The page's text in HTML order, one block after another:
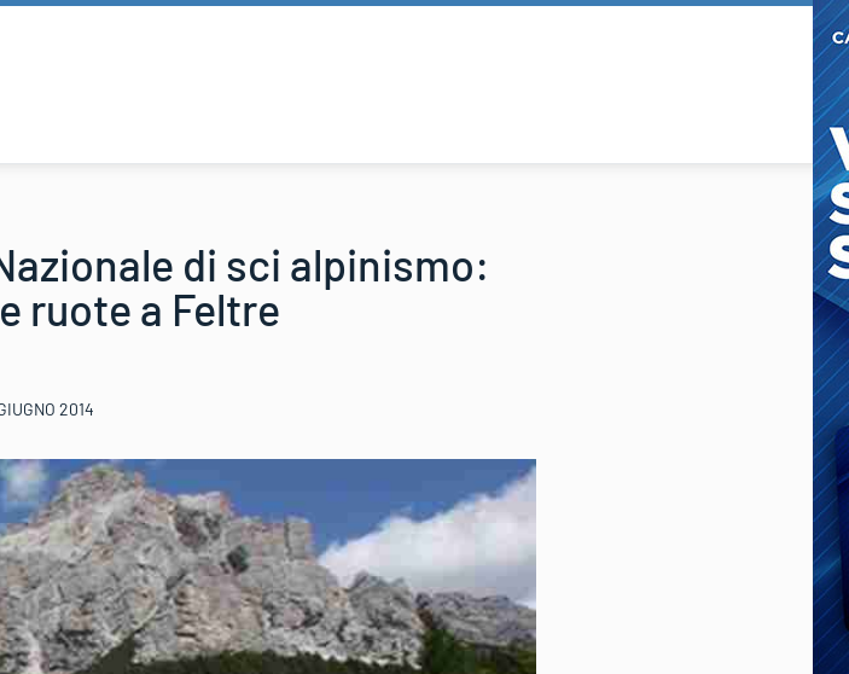
di sci alpinismo:
ruote a Feltre
2014